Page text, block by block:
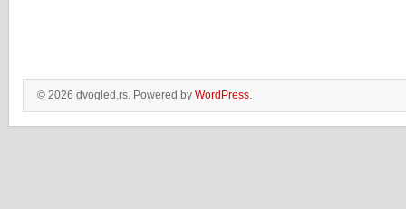
© 2026 dvogled.rs. Powered by WordPress.